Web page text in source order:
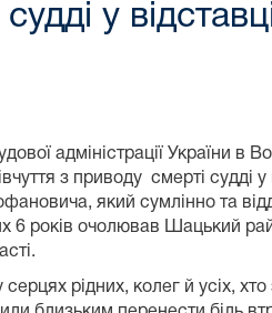
у
адміністрації України в
з приводу смерті судді
який сумлінно та
6 років очолював Шацький
рідних, колег й усіх,